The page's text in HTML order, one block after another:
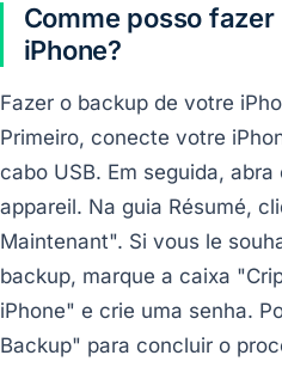
Comme posso
iPhone?
Fazer o backup de votre
Primeiro, conecte votre
cabo USB. Em seguida,
appareil. Na guia Résumé,
Maintenant". Si vous le
backup, marque a caixa
iPhone" e crie uma senha.
Backup" para concluir o